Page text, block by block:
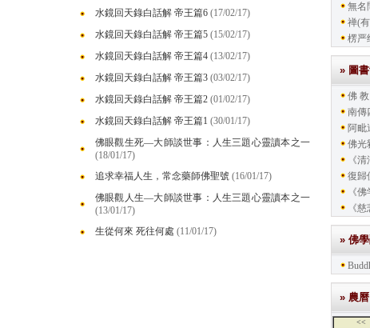
水鏡回天錄白話解 帝王篇6 (17/02/17)
水鏡回天錄白話解 帝王篇5 (15/02/17)
水鏡回天錄白話解 帝王篇4 (13/02/17)
水鏡回天錄白話解 帝王篇3 (03/02/17)
水鏡回天錄白話解 帝王篇2 (01/02/17)
水鏡回天錄白話解 帝王篇1 (30/01/17)
佛眼觀生死—大師談世事：人生三題心靈讀本之一
(18/01/17)
追求幸福人生，常念藥師佛聖號 (16/01/17)
佛眼觀人生—大師談世事：人生三題心靈讀本之一
(13/01/17)
生從何來 死往何處 (11/01/17)
無名
禅(
楞严
» 圖
佛
南傳
阿毗
佛光
《
復歸
《
《
» 佛
» 農曆
<<